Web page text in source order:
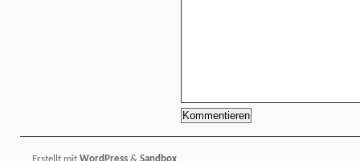
Erstellt mit WordPress & Sandbox